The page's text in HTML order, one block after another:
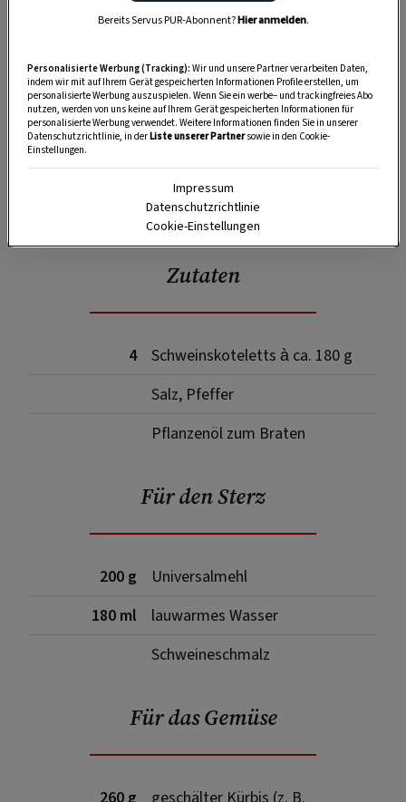
SPEICHERN DRUCKEN
Zutaten
4
Schweinskoteletts à ca. 180 g
Salz, Pfeffer
Pflanzenöl zum Braten
Für den Sterz
200 g
Universalmehl
180 ml
lauwarmes Wasser
Schweineschmalz
Für das Gemüse
Bereits Servus PUR-Abonnent?Hier anmelden.
Personalisierte Werbung (Tracking): Wir und unsere Partner verarbeiten Daten,
indem wir mit auf Ihrem Gerät gespeicherten Informationen Profile erstellen, um
personalisierte Werbung auszuspielen. Wenn Sie ein werbe– und trackingfreies Abo
nutzen, werden von uns keine auf Ihrem Gerät gespeicherten Informationen für
personalisierte Werbung verwendet. Weitere Informationen finden Sie in unserer
Datenschutzrichtlinie, in derListe unserer Partnersowie in den Cookie-
Einstellungen.
Impressum
Datenschutzrichtlinie
Cookie-Einstellungen